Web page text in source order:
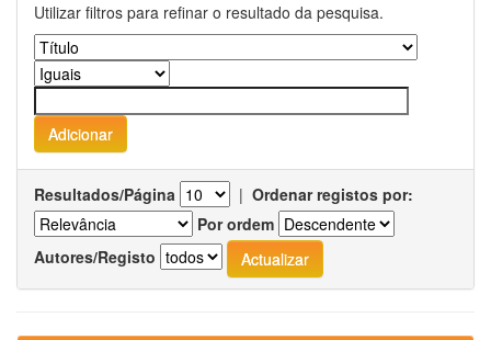
Utilizar filtros para refinar o resultado da pesquisa.
Resultados/Página | Ordenar registos por:
Por ordem
Autores/Registo